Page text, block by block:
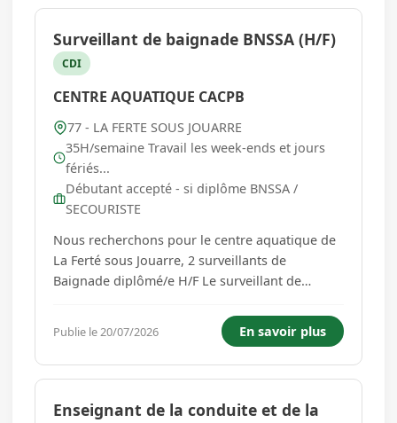
Surveillant de baignade BNSSA (H/F)
CDI
CENTRE AQUATIQUE CACPB
77 - LA FERTE SOUS JOUARRE
35H/semaine Travail les week-ends et jours
fériés...
Débutant accepté - si diplôme BNSSA /
SECOURISTE
Nous recherchons pour le centre aquatique de
La Ferté sous Jouarre, 2 surveillants de
Baignade diplômé/e H/F Le surveillant de
l'eau mais aussi aux abords de l'espace
surveillé. Vous aurez pour Missions: - Prépare
l'espace de baignade en am...
Publie le 20/07/2026 En savoir plus
Enseignant de la conduite et de la